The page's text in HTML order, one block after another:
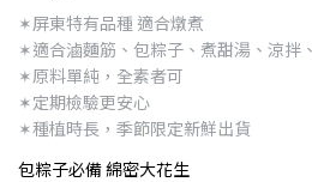
✶屏東特有品種 適合燉煮
✶適合滷麵筋、包粽子、煮甜湯、涼拌
✶原料單純，全素者可
✶定期檢驗更安心
✶種植時長，季節限定新鮮出貨
包粽子必備 綿密大花生